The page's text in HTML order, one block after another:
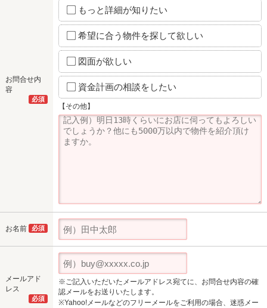
お問合せ内
容
必須
もっと詳細が知りたい
希望に合う物件を探して欲しい
図面が欲しい
資金計画の相談をしたい
【その他】
お名前 必須
メールアド
レス
必須
※ご記入いただいたメールアドレス宛てに、お問合せ内容の確
認メールをお送りいたします。
※Yahoo!メールなどのフリーメールをご利用の場合、迷惑メー